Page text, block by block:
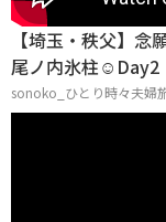
【埼玉・秩父】念
尾ノ内氷柱☺Day2
sonoko_ひとり時々夫婦